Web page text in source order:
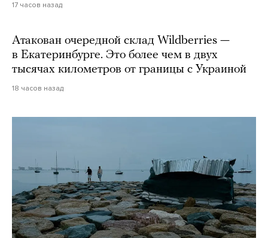
17 часов назад
Атакован очередной склад Wildberries —
в Екатеринбурге. Это более чем в двух
тысячах километров от границы с Украиной
18 часов назад